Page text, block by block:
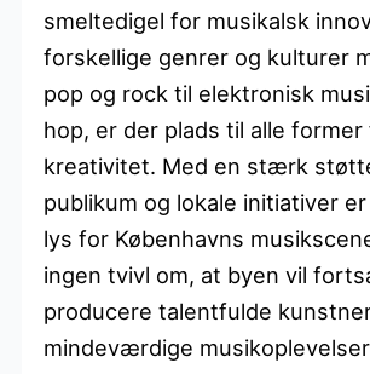
smeltedigel for musikalsk
forskellige genrer og kulturer
pop og rock til elektronisk
hop, er der plads til alle former
kreativitet. Med en stærk
publikum og lokale initiativer
lys for Københavns
ingen tvivl om, at byen vil
producere talentfulde
mindeværdige